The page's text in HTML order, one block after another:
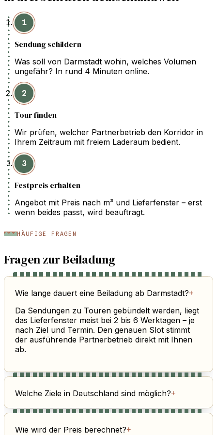
1
Sendung schildern
Was soll von Darmstadt wohin, welches Volumen
ungefähr? In rund 4 Minuten online.
2
Tour finden
Wir prüfen, welcher Partnerbetrieb den Korridor in
Ihrem Zeitraum mit freiem Laderaum bedient.
3
Festpreis erhalten
Angebot mit Preis nach m³ und Lieferfenster – erst
wenn beides passt, wird beauftragt.
HÄUFIGE FRAGEN
Fragen zur Beiladung
Wie lange dauert eine Beiladung ab Darmstadt?+
Da Sendungen zu Touren gebündelt werden, liegt
das Lieferfenster meist bei 2 bis 6 Werktagen – je
nach Ziel und Termin. Den genauen Slot stimmt
der ausführende Partnerbetrieb direkt mit Ihnen
ab.
Welche Ziele in Deutschland sind möglich?+
Wie wird der Preis berechnet?+